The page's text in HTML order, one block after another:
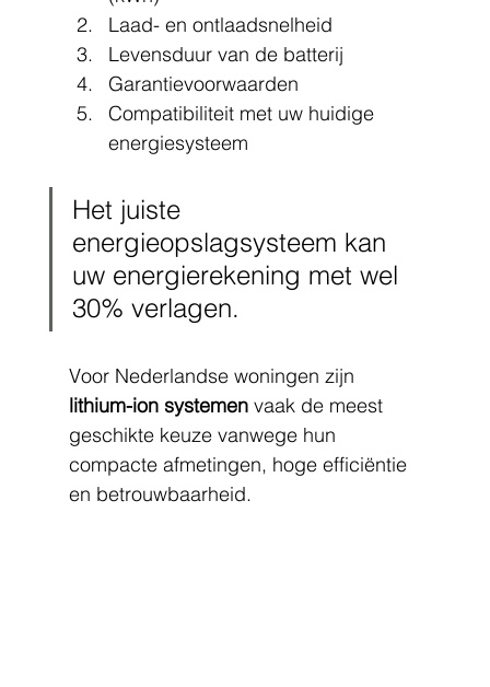
Laad- en ontlaadsnelheid
Levensduur van de batterij
Garantievoorwaarden
Compatibiliteit met uw huidige
energiesysteem
Het juiste
energieopslagsysteem kan
uw energierekening met wel
30% verlagen.
Voor Nederlandse woningen zijn
lithium-ion systemen vaak de meest
geschikte keuze vanwege hun
compacte afmetingen, hoge efficiëntie
en betrouwbaarheid.